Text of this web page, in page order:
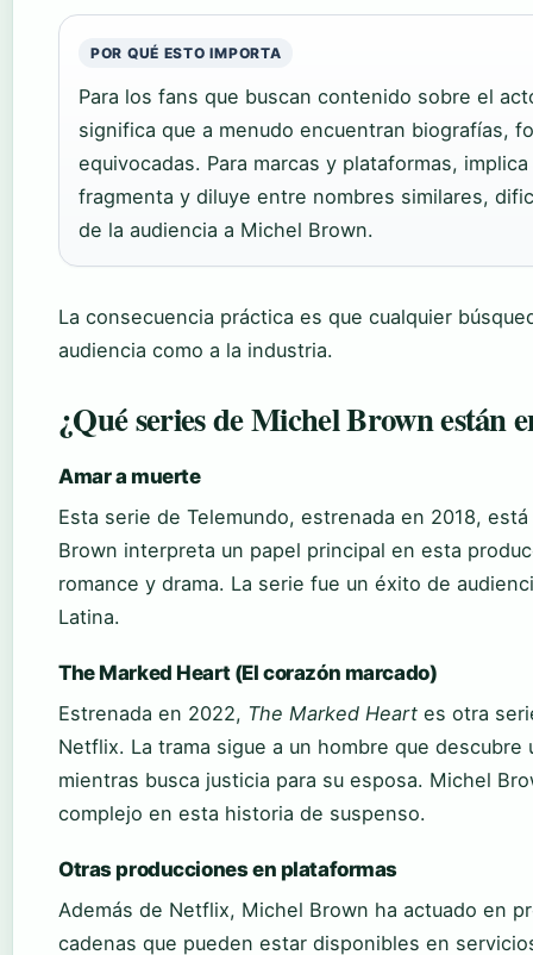
POR QUÉ ESTO IMPORTA
Para los fans que buscan contenido sobre el
significa que a menudo encuentran biografías,
equivocadas. Para marcas y plataformas,
fragmenta y diluye entre nombres similares,
de la audiencia a Michel Brown.
La consecuencia práctica es que cualquier
audiencia como a la industria.
¿Qué series de Michel Brown están
Amar a muerte
Esta serie de Telemundo, estrenada en 2018,
Brown interpreta un papel principal en esta
romance y drama. La serie fue un éxito de
Latina.
The Marked Heart (El corazón marcado)
Estrenada en 2022, The Marked Heart es otra
Netflix. La trama sigue a un hombre que
mientras busca justicia para su esposa. Michel
complejo en esta historia de suspenso.
Otras producciones en plataformas
Además de Netflix, Michel Brown ha actuado en
cadenas que pueden estar disponibles en